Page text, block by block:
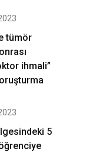
tümör
ihmali”
5